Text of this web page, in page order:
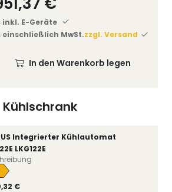
Kühlschrank
Integrierter Kühlautomat
LKG122E
€
inkl. E-Geräte
einschließlich MwSt.zzgl. Versand
In den Warenkorb legen